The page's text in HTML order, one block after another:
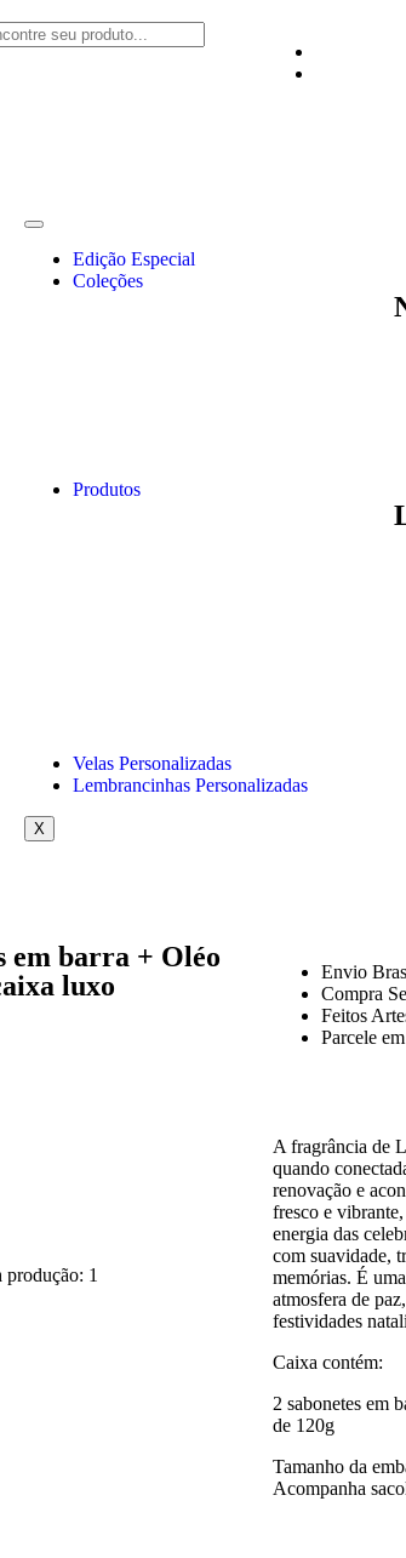
Edição Especial
Coleções
Produtos
Velas Personalizadas
Lembrancinhas Personalizadas
X
em barra + Oléo
luxo
1
Envio
Compra
Feitos
Parcele
A fragrância
quando
renovação e
fresco e
energia das
com suavidade,
memórias. É
atmosfera de
festividades
Caixa contém:
2 sabonetes em
de 120g
Tamanho da
Acompanha